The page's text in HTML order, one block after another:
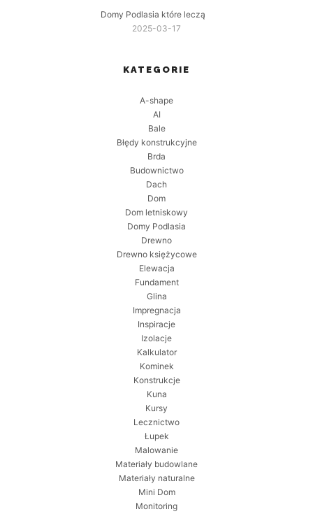
Domy Podlasia które leczą
2025-03-17
KATEGORIE
A-shape
AI
Bale
Błędy konstrukcyjne
Brda
Budownictwo
Dach
Dom
Dom letniskowy
Domy Podlasia
Drewno
Drewno księżycowe
Elewacja
Fundament
Glina
Impregnacja
Inspiracje
Izolacje
Kalkulator
Kominek
Konstrukcje
Kuna
Kursy
Lecznictwo
Łupek
Malowanie
Materiały budowlane
Materiały naturalne
Mini Dom
Monitoring